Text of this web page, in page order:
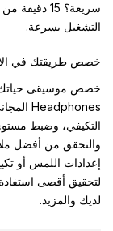
التشغيل بسرعة.
خصص طريقتك في
والتحقق من أفضل
إعدادات اللمس أو
لتحقيق أقصى
لديك والمزيد.